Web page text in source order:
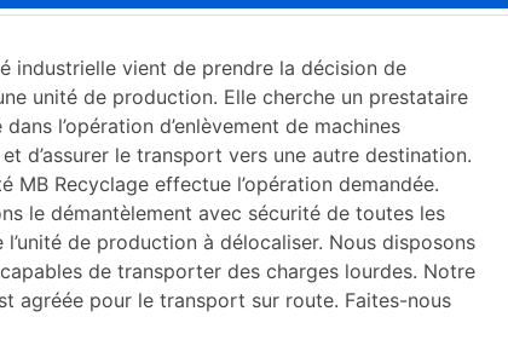
industrielle vient de prendre la décision de
unité de production. Elle cherche un prestataire
l’opération d’enlèvement de machines
d’assurer le transport vers une autre destination.
MB Recyclage effectue l’opération demandée.
le démantèlement avec sécurité de toutes les
l’unité de production à délocaliser. Nous disposons
de transporter des charges lourdes. Notre
agréée pour le transport sur route. Faites-nous